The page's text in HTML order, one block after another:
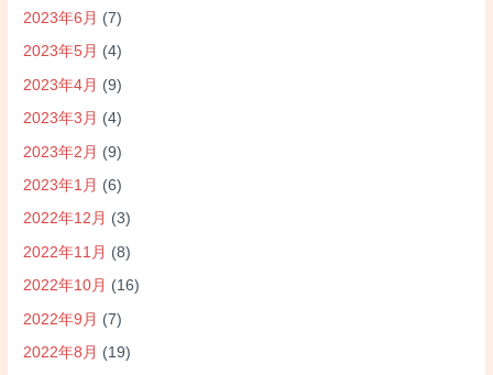
2023年6月 (7)
2023年5月 (4)
2023年4月 (9)
2023年3月 (4)
2023年2月 (9)
2023年1月 (6)
2022年12月 (3)
2022年11月 (8)
2022年10月 (16)
2022年9月 (7)
2022年8月 (19)